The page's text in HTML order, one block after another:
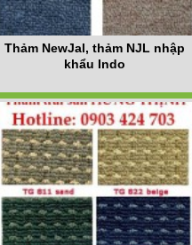
Thảm NewJal, thảm NJL nhập
khẩu Indo